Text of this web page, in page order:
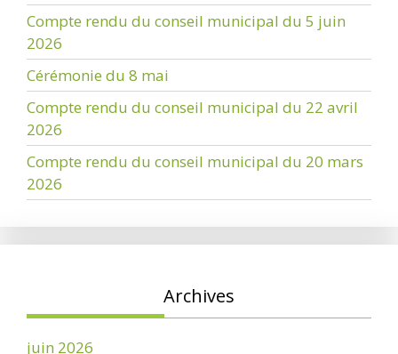
Compte rendu du conseil municipal du 5 juin
2026
Cérémonie du 8 mai
Compte rendu du conseil municipal du 22 avril
2026
Compte rendu du conseil municipal du 20 mars
2026
Archives
juin 2026